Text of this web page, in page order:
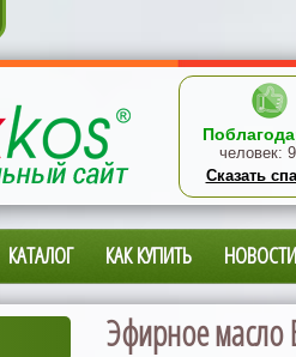
человек:
Сказать
КАТАЛОГ КАК КУПИТЬ НОВОСТИ
Эфирное масло